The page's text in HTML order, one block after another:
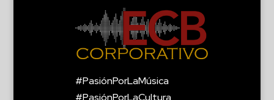
#PasiónPorLaMúsica
#PasiónPorLaCultura